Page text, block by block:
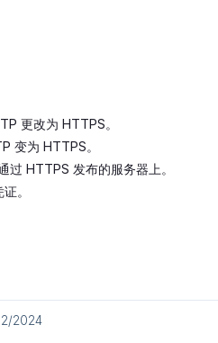
更改为 HTTPS。
变为 HTTPS。
HTTPS 发布的服务器上。
。
2024